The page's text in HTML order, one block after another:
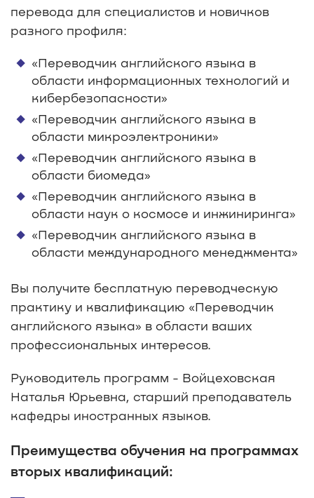
перевода для специалистов и новичков
разного профиля:
«Переводчик английского языка в
области информационных технологий и
кибербезопасности»
«Переводчик английского языка в
области микроэлектроники»
«Переводчик английского языка в
области биомеда»
«Переводчик английского языка в
области наук о космосе и инжиниринга»
«Переводчик английского языка в
области международного менеджмента»
Вы получите бесплатную переводческую
практику и квалификацию «Переводчик
английского языка» в области ваших
профессиональных интересов.
Руководитель программ - Войцеховская
Наталья Юрьевна, старший преподаватель
кафедры иностранных языков.
Преимущества обучения на программах
вторых квалификаций: